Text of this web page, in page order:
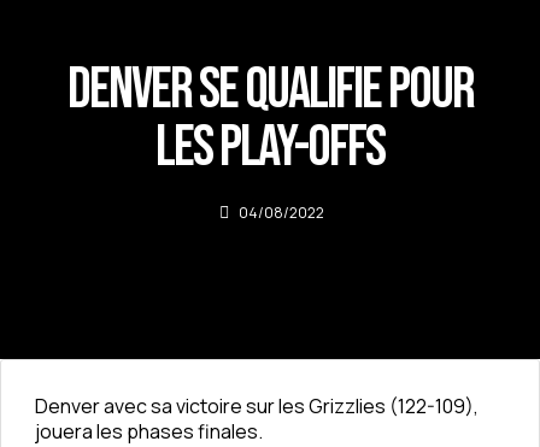
Denver se qualifie pour
les Play-offs
04/08/2022
Denver avec sa victoire sur les Grizzlies (122-109),
jouera les phases finales.